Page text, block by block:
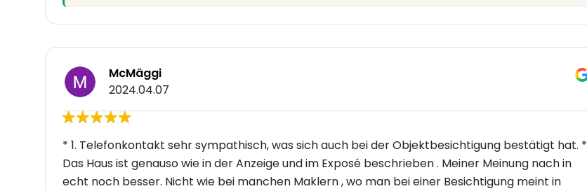
McMäggi
2024.04.07
* 1. Telefonkontakt sehr sympathisch, was sich auch bei der Objektbesichtigung bestätigt hat. *
Das Haus ist genauso wie in der Anzeige und im Exposé beschrieben . Meiner Meinung nach in
echt noch besser. Nicht wie bei manchen Maklern , wo man bei einer Besichtigung meint in